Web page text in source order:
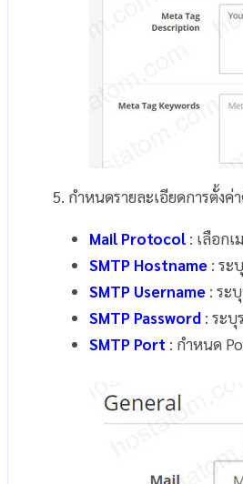
5. กำหนดรายละเอียดการตั้งค่
Mail Protocol : เลือกเ
SMTP Hostname : ระ
SMTP Username : ระ
SMTP Password : ระบุ
SMTP Port : กำหนด